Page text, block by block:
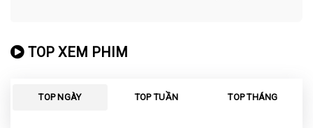
TOP XEM PHIM
TOP NGÀY TOP TUẦN TOP THÁNG